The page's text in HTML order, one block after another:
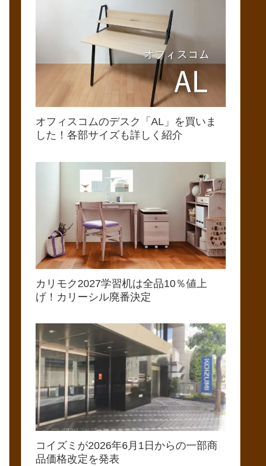
オフィスコムのデスク「AL」を買いま
した！各部サイズも詳しく紹介
カリモク2027学習机は全品10％値上
げ！カリーシル廃番決定
コイズミが2026年6月1日からの一部商
品価格改定を発表